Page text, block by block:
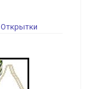
Открытки